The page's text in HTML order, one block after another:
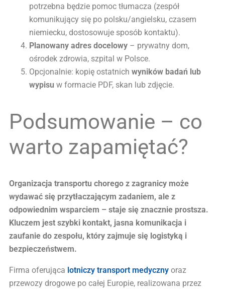
potrzebna będzie pomoc tłumacza (zespół
komunikujący się po polsku/angielsku, czasem
niemiecku, dostosowuje sposób kontaktu).
Planowany adres docelowy – prywatny dom,
ośrodek zdrowia, szpital w Polsce.
Opcjonalnie: kopię ostatnich wyników badań lub
wypisu w formacie PDF, skan lub zdjęcie.
Podsumowanie – co
warto zapamiętać?
Organizacja transportu chorego z zagranicy może
wydawać się przytłaczającym zadaniem, ale z
odpowiednim wsparciem – staje się znacznie prostsza.
Kluczem jest szybki kontakt, jasna komunikacja i
zaufanie do zespołu, który zajmuje się logistyką i
bezpieczeństwem.
Firma oferująca lotniczy transport medyczny oraz
przewozy drogowe po całej Europie, realizowana przez